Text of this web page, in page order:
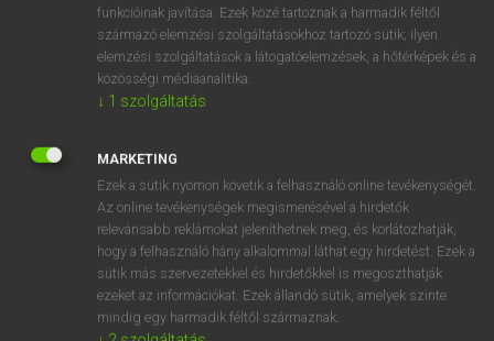
OOOOPS!
SZOTAR.NET APPLIKÁCIÓ
MICROSOFT OFFICE BŐVÍTMÉNY
BEÉPÜLŐ SZÓTÁRMODUL
funkcióinak javítása. Ezek közé tartoznak a harmadik féltől
származó elemzési szolgáltatásokhoz tartozó sütik; ilyen
elemzési szolgáltatások a látogatóelemzések, a hőtérképek és a
közösségi médiaanalitika.
↓ 1 szolgáltatás
MARKETING
Ezek a sütik nyomon követik a felhasználó online tevékenységét.
Az online tevékenységek megismerésével a hirdetők
relevánsabb reklámokat jeleníthetnek meg, és korlátozhatják,
hogy a felhasználó hány alkalommal láthat egy hirdetést. Ezek a
sütik más szervezetekkel és hirdetőkkel is megoszthatják
ezeket az információkat. Ezek állandó sütik, amelyek szinte
mindig egy harmadik féltől származnak.